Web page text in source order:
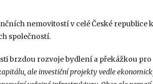
nemovitostí v celé České republice
společností.
brzdou rozvoje bydlení a překážkou pro
ale investiční projekty vedle